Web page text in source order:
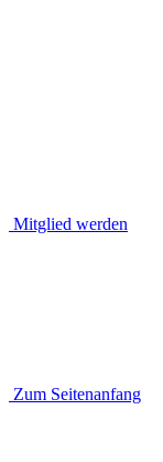
Mitglied werden
Zum Seitenanfang